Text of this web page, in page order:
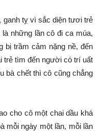
ganh tỵ vì sắc diện tươi trẻ
những lần cô đi ca múa,
bị trầm cảm nặng nề, đến
trẻ tìm đến người có trí uất
bà chết thì cô cũng chẳng
cho cô một chai dầu khá
mỗi ngày một lần, mỗi lần